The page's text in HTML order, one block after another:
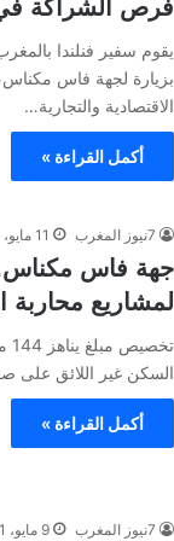
فرص الشراكة
بزيارة لجهة فاس
الاقتصادية والتجارية…
أكمل القراءة »
7نيوز المغرب 11 مايو، 2021
لمشاريع محاربة
السكن غير اللائق على
أكمل القراءة »
7نيوز المغرب 9 مايو، 2021